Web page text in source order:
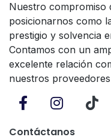
Nuestro compromiso
posicionarnos como
prestigio y solvencia
Contamos con un
excelente relación
nuestros
Contáctanos